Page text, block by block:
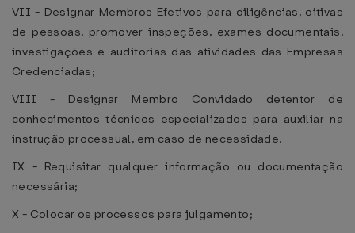
VII - Designar Membros Efetivos para diligências, oitivas
de pessoas, promover inspeções, exames documentais,
investigações e auditorias das atividades das Empresas
Credenciadas;
VIII - Designar Membro Convidado detentor de
conhecimentos técnicos especializados para auxiliar na
instrução processual, em caso de necessidade.
IX - Requisitar qualquer informação ou documentação
necessária;
X - Colocar os processos para julgamento;